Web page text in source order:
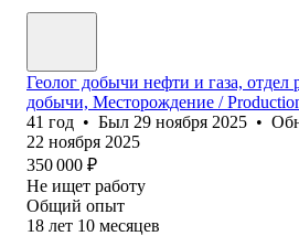
Геолог добычи нефти и газа, отдел
добычи, Месторождение /
41 год • Был 29 ноября 2025 •
22 ноября 2025
350 000 ₽
Не ищет работу
Общий опыт
18 лет 10 месяцев